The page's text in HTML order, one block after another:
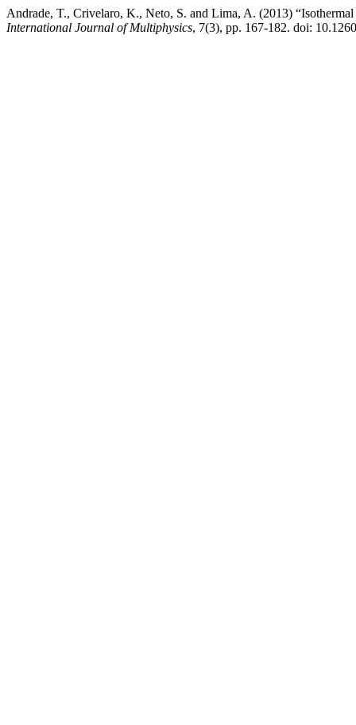
Andrade, T., Crivelaro, K., Neto, S. and Lima, A. (2013)
International Journal of Multiphysics, 7(3), pp. 167-182. doi: